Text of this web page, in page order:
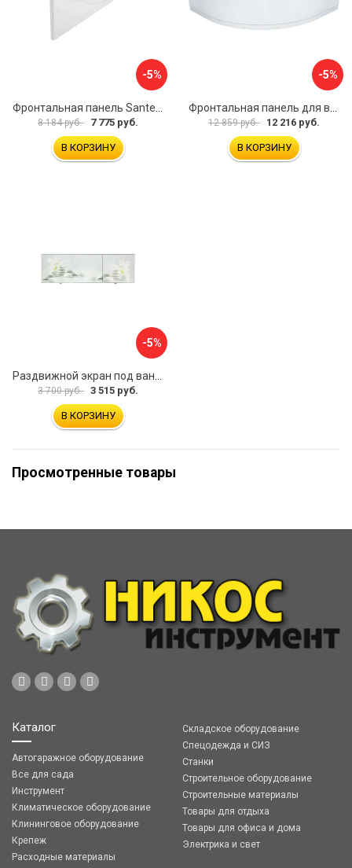
-5%
8 184 руб. 7 775 руб.
В КОРЗИНУ
-5%
12 859 руб. 12 216 руб.
В КОРЗИНУ
-5%
3 700 руб. 3 515 руб.
В КОРЗИНУ
Просмотренные товары
Каталог
Автогаражное оборудование
Все для сада
Инструмент
Климатическое оборудование
Клининговое оборудование
Крепеж
Расходные материалы
Складское оборудование
Спецодежда и СИЗ
Станки
Строительное оборудование
Строительные материалы
Товары для отдыха
Товары для офиса и дома
Электрика и свет